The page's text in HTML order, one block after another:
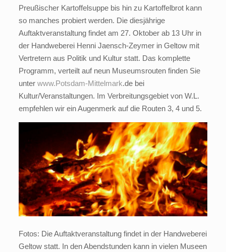
Preußischer Kartoffelsuppe bis hin zu Kartoffelbrot kann
so manches probiert werden. Die diesjährige
Auftaktveranstaltung findet am 27. Oktober ab 13 Uhr in
der Handweberei Henni Jaensch-Zeymer in Geltow mit
Vertretern aus Politik und Kultur statt. Das komplette
Programm, verteilt auf neun Museumsrouten finden Sie
unter www.Potsdam-Mittelmark.de bei
Kultur/Veranstaltungen. Im Verbreitungsgebiet von W.L.
empfehlen wir ein Augenmerk auf die Routen 3, 4 und 5.
Fotos: Die Auftaktveranstaltung findet in der Handweberei
Geltow statt. In den Abendstunden kann in vielen Museen